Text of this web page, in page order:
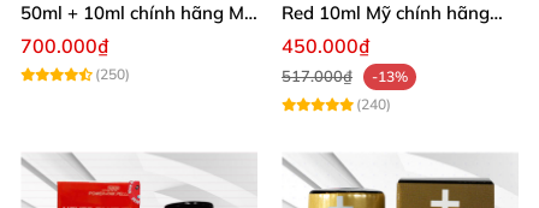
50ml + 10ml chính hãng Mỹ
tăng khoái cảm mạnh mẽ
an toàn
700.000₫
(250)
Red 10ml Mỹ chính hãng
PWD
450.000₫
517.000₫
-13%
(240)